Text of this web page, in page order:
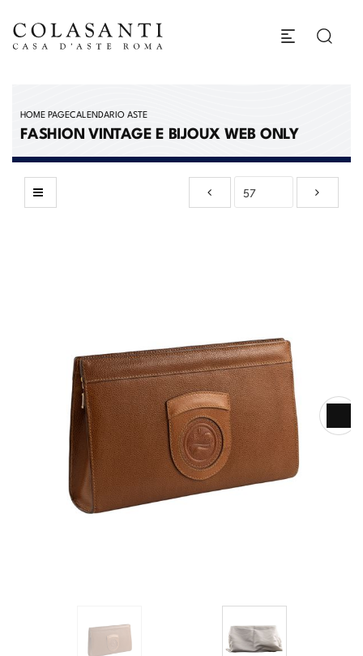
HOME PAGECALENDARIO ASTE
FASHION VINTAGE E BIJOUX WEB ONLY